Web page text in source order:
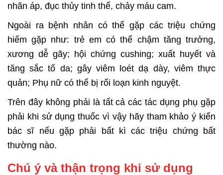
nhãn áp, đục thủy tinh thể, chảy máu cam.
Ngoài ra bệnh nhân có thể gặp các triệu chứng
hiếm gặp như: trẻ em có thể chậm tăng trưởng,
xương dễ gãy; hội chứng cushing; xuất huyết và
tăng sắc tố da; gây viêm loét dạ dày, viêm thực
quản; Phụ nữ có thể bị rối loạn kinh nguyệt.
Trên đây không phải là tất cả các tác dụng phụ gặp
phải khi sử dụng thuốc vì vậy hãy tham khảo ý kiến
bác sĩ nếu gặp phải bất kì các triệu chứng bất
thường nào.
Chú ý và thận trọng khi sử dụng